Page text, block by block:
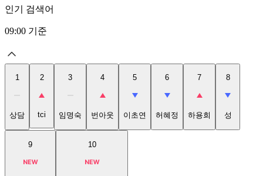
인기 검색어
09:00 기준
1
상담
2
tci
3
임명숙
4
번아웃
5
이초연
6
허혜정
7
하용희
8
성
9 10